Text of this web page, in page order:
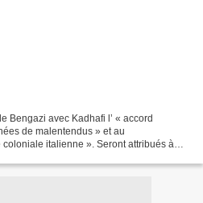
Bengazi avec Kadhafi l’ « accord
de malentendus » et au
italienne ». Seront attribués à